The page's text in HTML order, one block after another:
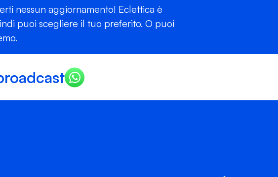
nessun aggiornamento! Eclettica è
puoi scegliere il tuo preferito. O puoi